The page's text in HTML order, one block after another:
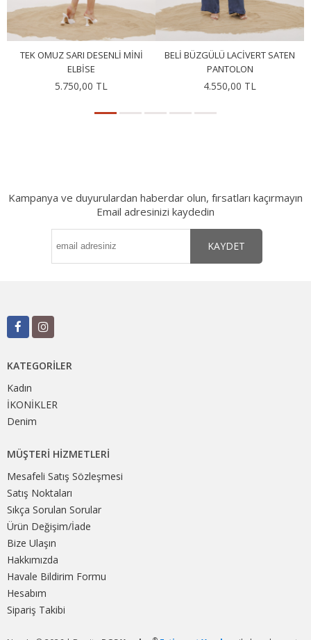
TEK OMUZ SARI DESENLI MINI
ELBISE
5.750,00 TL
BELI BÜZGÜLÜ LACIVERT SATEN
PANTOLON
4.550,00 TL
Kampanya ve duyurulardan haberdar olun, fırsatları kaçırmayın
Email adresinizi kaydedin
KAYDET
KATEGORILER
Kadın
İKONİKLER
Denim
MÜŞTERI HIZMETLERI
Mesafeli Satış Sözleşmesi
Satış Noktaları
Sıkça Sorulan Sorular
Ürün Değişim/İade
Bize Ulaşın
Hakkımızda
Havale Bildirim Formu
Hesabım
Sipariş Takibi